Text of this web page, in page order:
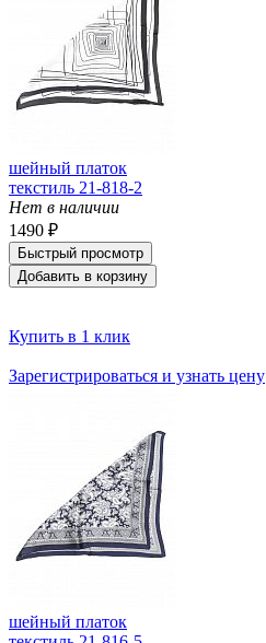
шейный платок
текстиль 21-818-2
Нет в наличии
1490 ₽
Быстрый просмотр
Добавить в корзину
Купить в 1 клик
Зарегистрироваться и узнать цену
шейный платок